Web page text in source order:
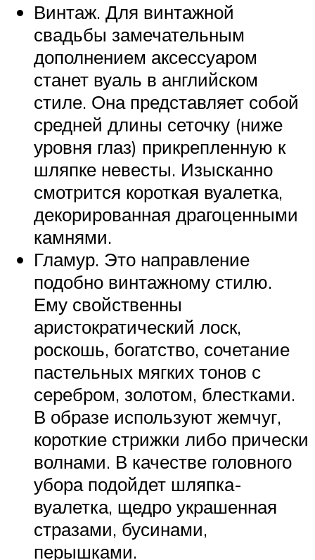
Винтаж. Для винтажной
свадьбы замечательным
дополнением аксессуаром
станет вуаль в английском
стиле. Она представляет собой
средней длины сеточку (ниже
уровня глаз) прикрепленную к
шляпке невесты. Изысканно
смотрится короткая вуалетка,
декорированная драгоценными
камнями.
Гламур. Это направление
подобно винтажному стилю.
Ему свойственны
аристократический лоск,
роскошь, богатство, сочетание
пастельных мягких тонов с
серебром, золотом, блестками.
В образе используют жемчуг,
короткие стрижки либо прически
волнами. В качестве головного
убора подойдет шляпка-
вуалетка, щедро украшенная
стразами, бусинами,
перышками.